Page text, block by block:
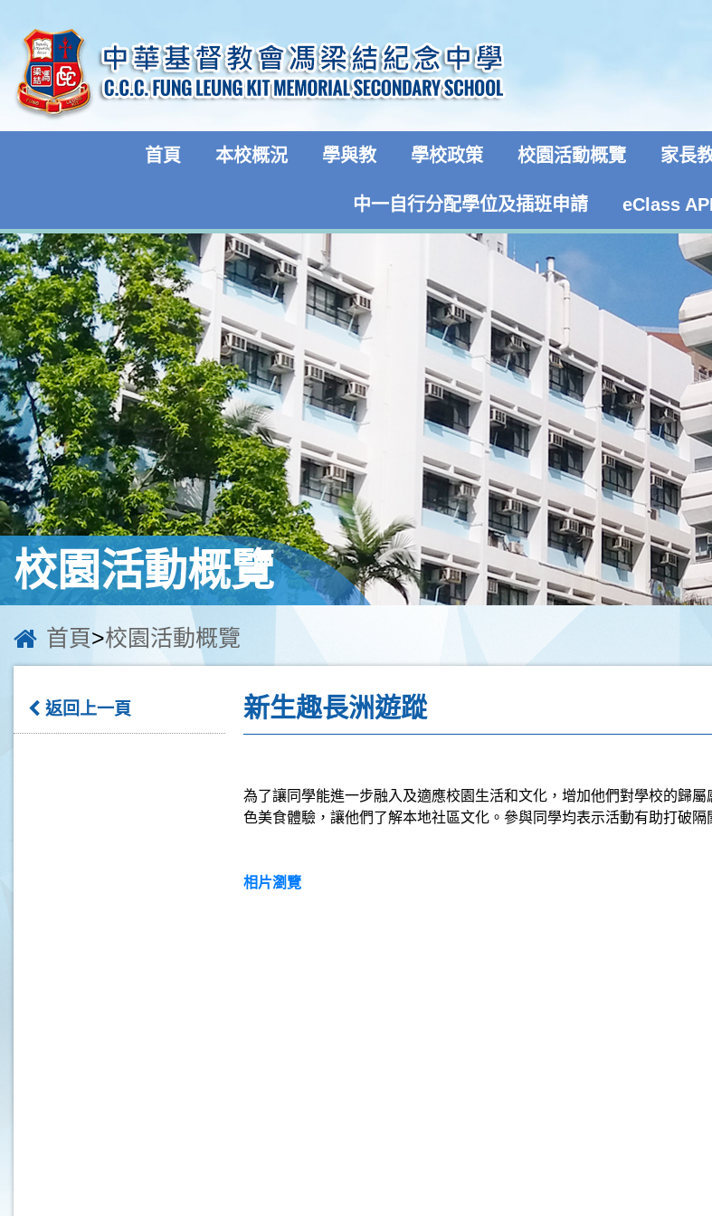
首頁 本校概況 學與教 學校政策 校園活動概覽 家長
中一自行分配學位及插班申請 eClass
校園活動概覽
首頁>校園活動概覽
返回上一頁 新生趣長洲遊蹤
為了讓同學能進一步融入及適應校園生活和文化，增加他們對學校的歸
色美食體驗，讓他們了解本地社區文化。參與同學均表示活動有助打破
相片瀏覽